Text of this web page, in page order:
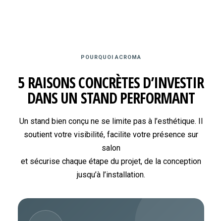
POURQUOI ACROMA
5 RAISONS CONCRÈTES D’INVESTIR
DANS UN STAND PERFORMANT
Un stand bien conçu ne se limite pas à l’esthétique. Il
soutient votre visibilité, facilite votre présence sur
salon
et sécurise chaque étape du projet, de la conception
jusqu’à l’installation.